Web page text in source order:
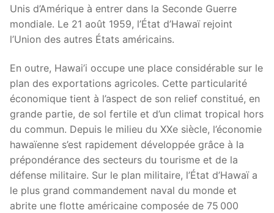
Unis d’Amérique à entrer dans la Seconde Guerre
mondiale. Le 21 août 1959, l’État d’Hawaï rejoint
l’Union des autres États américains.
En outre, Hawai’i occupe une place considérable sur le
plan des exportations agricoles. Cette particularité
économique tient à l’aspect de son relief constitué, en
grande partie, de sol fertile et d’un climat tropical hors
du commun. Depuis le milieu du XXe siècle, l’économie
hawaïenne s’est rapidement développée grâce à la
prépondérance des secteurs du tourisme et de la
défense militaire. Sur le plan militaire, l’État d’Hawaï a
le plus grand commandement naval du monde et
abrite une flotte américaine composée de 75 000